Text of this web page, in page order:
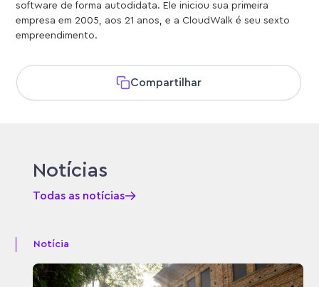
software de forma autodidata. Ele iniciou sua primeira
empresa em 2005, aos 21 anos, e a CloudWalk é seu sexto
empreendimento.
Compartilhar
Notícias
Todas as notícias
Notícia